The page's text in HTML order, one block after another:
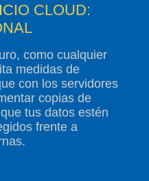
CLOUD:
como cualquier
medidas de
con los servidores
copias de
tus datos estén
frente a